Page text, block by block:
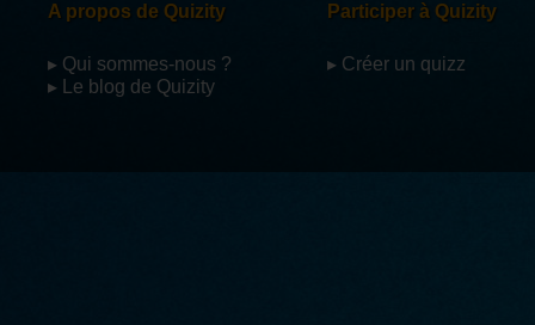
A propos de Quizity
▸ Qui sommes-nous ?
▸ Le blog de Quizity
Participer à Quizity
▸ Créer un quizz